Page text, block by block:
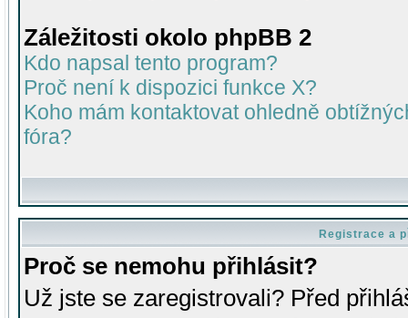
Záležitosti okolo phpBB 2
Kdo napsal tento program?
Proč není k dispozici funkce X?
Koho mám kontaktovat ohledně
fóra?
Registrace a
Proč se nemohu přihlásit?
Už jste se zaregistrovali? Před